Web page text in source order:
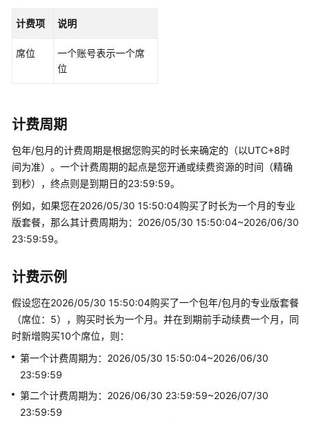
见
题
帮
文
档
下
载
用
考
产
品
术
语
责
计费项 说明
席位
一个账号表示一个席
位
计费周期
包年/包月的计费周期是根据您购买的时长来确定的（以UTC+8时
间为准）。一个计费周期的起点是您开通或续费资源的时间（精确
到秒），终点则是到期日的23:59:59。
例如，如果您在2026/05/30 15:50:04购买了时长为一个月的专业
版套餐，那么其计费周期为：2026/05/30 15:50:04~2026/06/30
23:59:59。
计费示例
假设您在2026/05/30 15:50:04购买了一个包年/包月的专业版套餐
（席位：5），购买时长为一个月。并在到期前手动续费一个月，同
时新增购买10个席位，则：
第一个计费周期为：2026/05/30 15:50:04~2026/06/30
23:59:59
第二个计费周期为：2026/06/30 23:59:59~2026/07/30
23:59:59